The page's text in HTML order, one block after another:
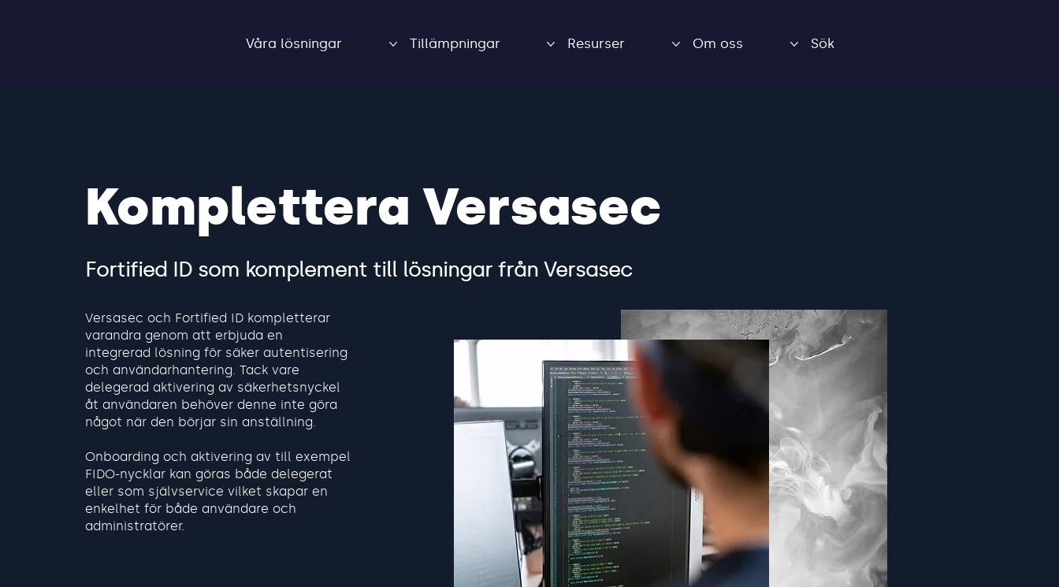
Våra lösningar Tillämpningar Resurser Om oss Sök
Fortified ID som komplement till lösningar från Versasec
Komplettera Versasec
Versasec och Fortified ID kompletterar
varandra genom att erbjuda en
integrerad lösning för säker autentisering
och användarhantering. Tack vare
delegerad aktivering av säkerhetsnyckel
åt användaren behöver denne inte göra
något när den börjar sin anställning.
Onboarding och aktivering av till exempel
FIDO-nycklar kan göras både delegerat
eller som självservice vilket skapar en
enkelhet för både användare och
administratörer.